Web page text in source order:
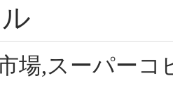
場,スーパー